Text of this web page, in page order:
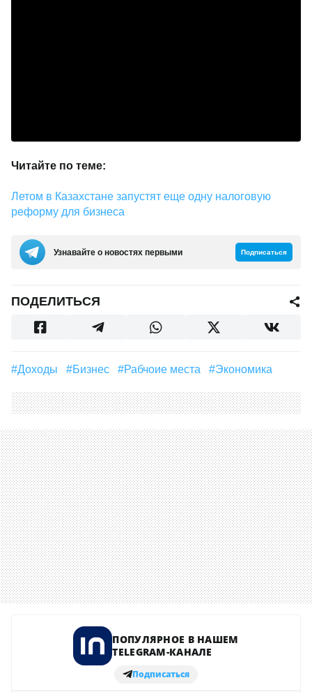
Читайте по теме:
Летом в Казахстане запустят еще одну налоговую
реформу для бизнеса
Узнавайте о новостях первыми Подписаться
ПОДЕЛИТЬСЯ
#доходы #бизнес #рабчоие места #Экономика